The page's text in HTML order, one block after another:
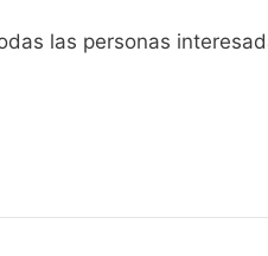
las personas